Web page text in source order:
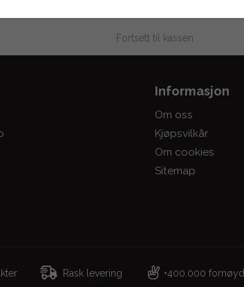
Fortsett til kassen
Informasjon
Om oss
Kjøpsvilkår
Om cookies
Sitemap
Rask levering +400.000